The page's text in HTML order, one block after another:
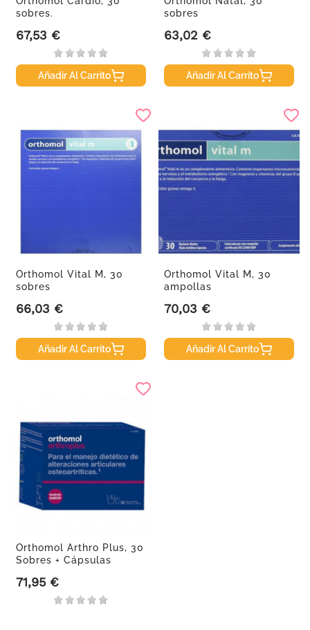
sobres.
Precio
67,53 €
Añadir Al Carrito
sobres
Precio
63,02 €
Añadir Al Carrito
Orthomol Vital M, 30
sobres
Precio
66,03 €
Añadir Al Carrito
Orthomol Vital M, 30
ampollas
Precio
70,03 €
Añadir Al Carrito
Orthomol Arthro Plus, 30
Sobres + Cápsulas
Precio
71,95 €